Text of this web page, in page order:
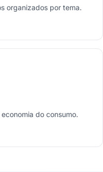
organizados por tema.
do consumo.